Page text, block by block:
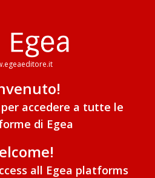
accedere a tutte le
di Egea
all Egea platforms